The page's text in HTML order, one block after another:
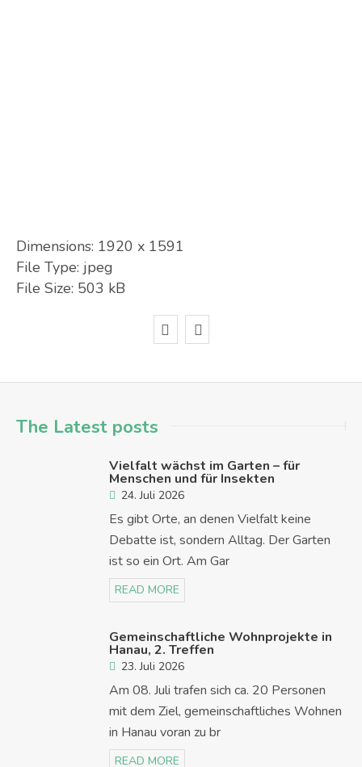
Dimensions: 1920 x 1591
File Type: jpeg
File Size: 503 kB
The Latest posts
Vielfalt wächst im Garten – für
Menschen und für Insekten
24. Juli 2026
Es gibt Orte, an denen Vielfalt keine
Debatte ist, sondern Alltag. Der Garten
ist so ein Ort. Am Gar
READ MORE
Gemeinschaftliche Wohnprojekte in
Hanau, 2. Treffen
23. Juli 2026
Am 08. Juli trafen sich ca. 20 Personen
mit dem Ziel, gemeinschaftliches Wohnen
in Hanau voran zu br
READ MORE